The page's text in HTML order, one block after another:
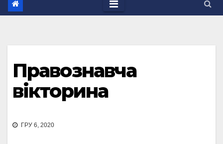
Правознавча
вікторина
ГРУ 6, 2020